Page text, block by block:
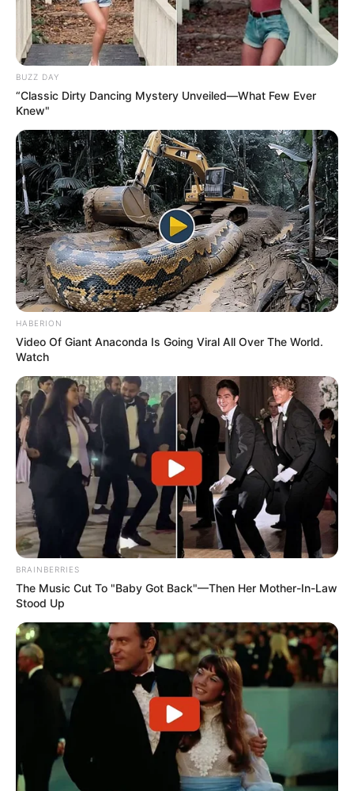
News
ΤΑ ΠΙΟ ΔΗΜΟΦΙΛΗ
BUZZ DAY
“Classic Dirty Dancing Mystery Unveiled—What Few Ever
Knew"
HABERION
Video Of Giant Anaconda Is Going Viral All Over The World.
Watch
BRAINBERRIES
The Music Cut To "Baby Got Back"—Then Her Mother-In-Law
Stood Up